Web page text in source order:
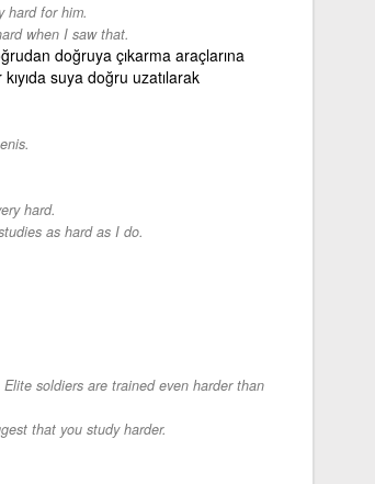
hard for him.
when I saw that.
doğruya çıkarma araçlarına
suya doğru uzatılarak
hard.
as hard as I do.
Elite soldiers are trained even harder than
that you study harder.